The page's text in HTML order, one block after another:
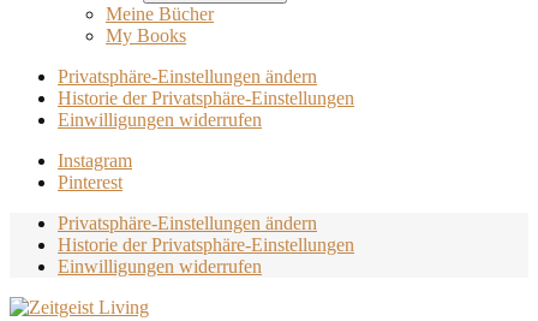
Meine Bücher
My Books
Privatsphäre-Einstellungen ändern
Historie der Privatsphäre-Einstellungen
Einwilligungen widerrufen
Instagram
Pinterest
Privatsphäre-Einstellungen ändern
Historie der Privatsphäre-Einstellungen
Einwilligungen widerrufen